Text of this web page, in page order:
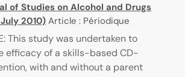
of Studies on Alcohol and Drugs
July 2010)Article : Périodique
This study was undertaken to
efficacy of a skills-based CD-
with and without a parent